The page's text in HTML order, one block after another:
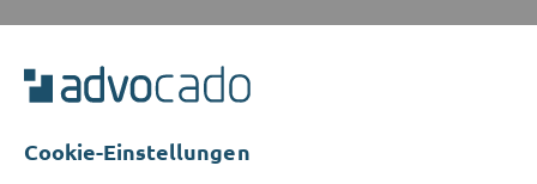
Unser Serviceteam ist von 8:00 bis 17:00 Uhr für Sie erreichbar.
E-Mail:
service@advocado.com
Cookie-Einstellungen